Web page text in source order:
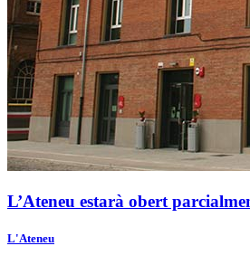
L’Ateneu estarà obert
L'Ateneu